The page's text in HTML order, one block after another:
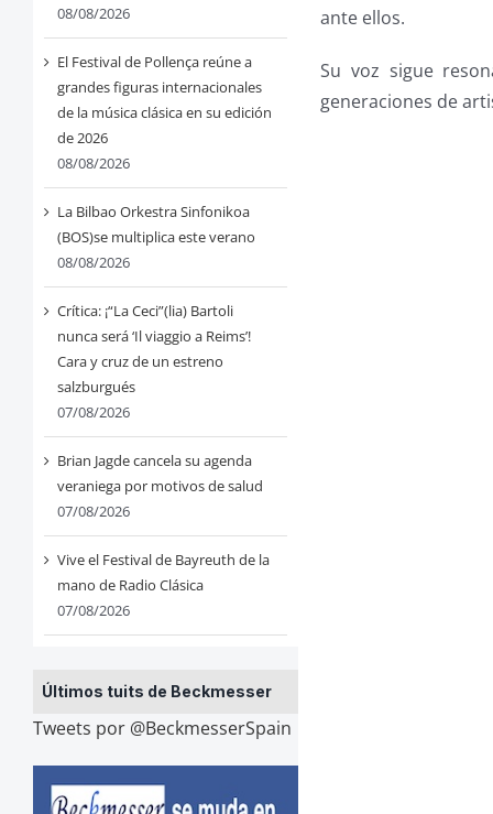
08/08/2026
El Festival de Pollença reúne a
grandes figuras internacionales
de la música clásica en su edición
de 2026
08/08/2026
La Bilbao Orkestra Sinfonikoa
(BOS)se multiplica este verano
08/08/2026
Crítica: ¡“La Ceci”(lia) Bartoli
nunca será ‘Il viaggio a Reims’!
Cara y cruz de un estreno
salzburgués
07/08/2026
Brian Jagde cancela su agenda
veraniega por motivos de salud
07/08/2026
Vive el Festival de Bayreuth de la
mano de Radio Clásica
07/08/2026
Últimos tuits de Beckmesser
Tweets por @BeckmesserSpain
ante ellos.
Su voz sigue
generaciones de